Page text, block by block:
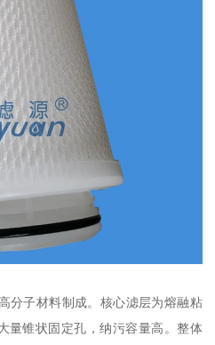
分子材料制成。核心滤层为熔融粘
量锥状固定孔，纳污容量高。整体